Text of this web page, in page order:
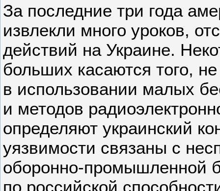
За последние три года
извлекли много уроков,
действий на Украине.
больших касаются того,
в использовании малых
и методов
определяют украинский
уязвимости связаны с
оборонно-промышленной
по российской